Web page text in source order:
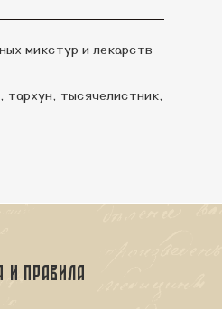
микстур и лекарств
тархун, тысячелистник,
и правила